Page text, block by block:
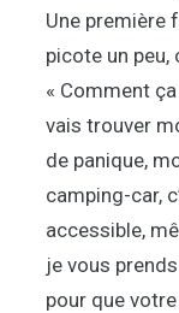
Une première
picote un peu,
« Comment
vais trouver
de panique,
camping-car,
accessible,
je vous
pour que